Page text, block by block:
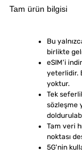
Tam ürün bilgisi
Bu
birlikte
eSIM'i
yeterlidir.
yoktur.
Tek
sözleşme
Tam veri
noktası
5G'nin